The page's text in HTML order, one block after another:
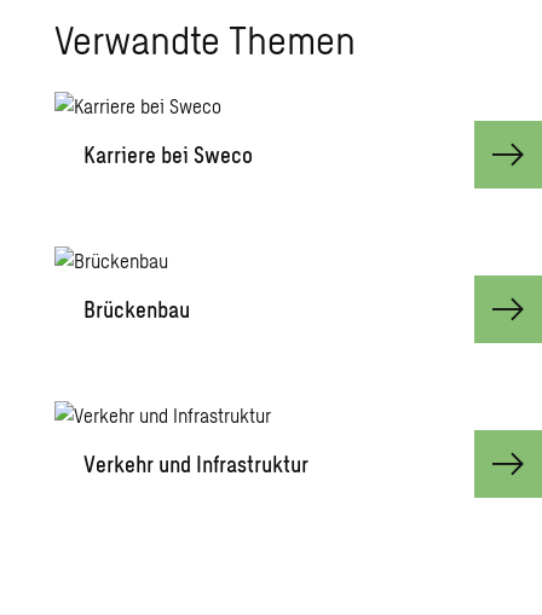
Ver­wand­te The­men
Kar­rie­re bei Sweco
Brü­cken­bau
Ver­kehr und In­fra­struk­tur